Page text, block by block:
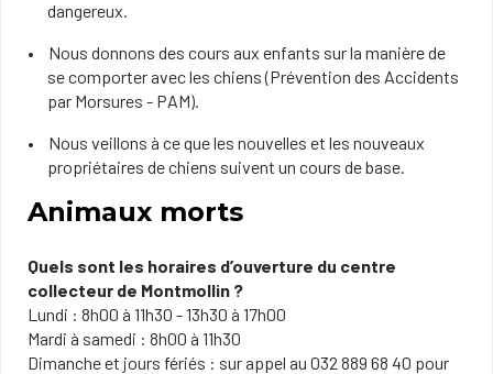
dangereux.
Nous donnons des cours aux enfants sur la manière de
se comporter avec les chiens (Prévention des Accidents
par Morsures - PAM).
Nous veillons à ce que les nouvelles et les nouveaux
propriétaires de chiens suivent un cours de base.
Animaux morts
Quels sont les horaires d’ouverture du centre
collecteur de Montmollin ?
Lundi : 8h00 à 11h30 - 13h30 à 17h00
Mardi à samedi​ : 8h00 à 11h30
Dimanche et jours fériés : sur appel au 032 889 68 40 pour